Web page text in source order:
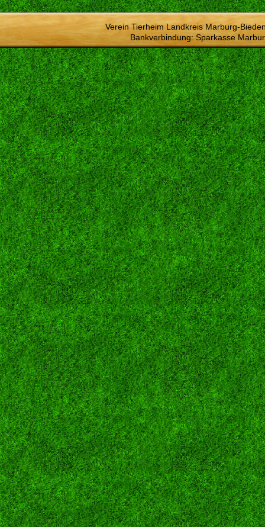
Verein Tierheim Landkreis Marburg-
Bankverbindung: Sparkasse